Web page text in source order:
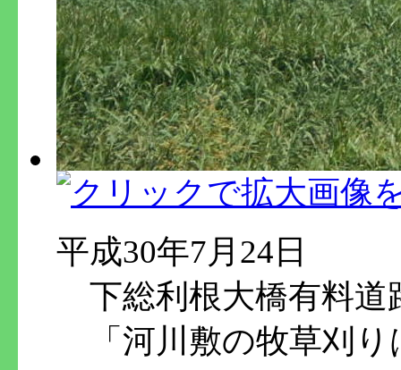
平成30年7月24日
下総利根大橋有料道
「河川敷の牧草刈り